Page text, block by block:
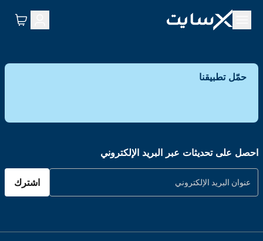
حمّل تطبيقنا
احصل على تحديثات عبر البريد الإلكتروني
اشترك